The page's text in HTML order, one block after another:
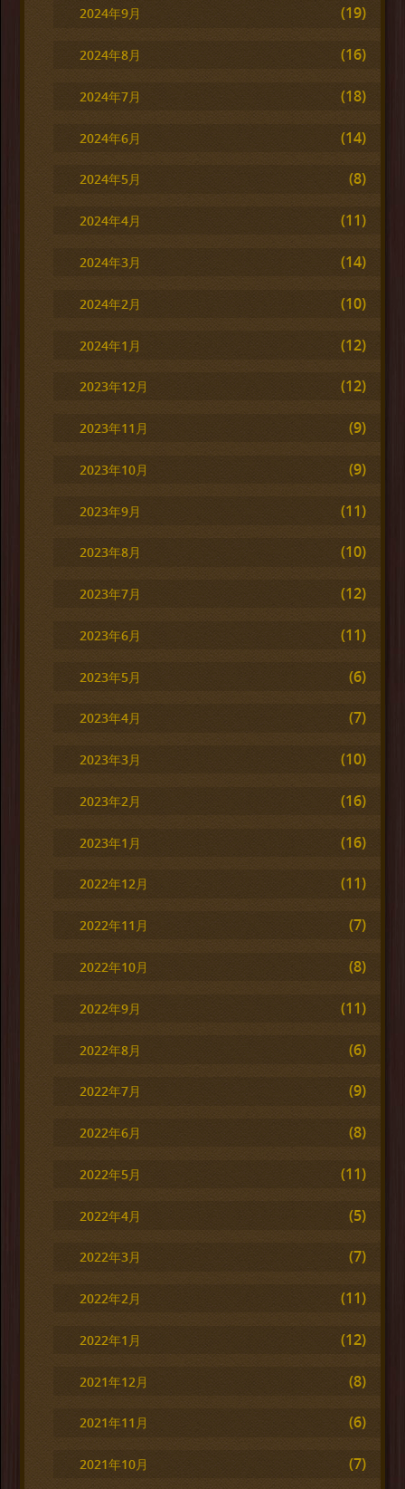
2024年9月 (19)
2024年8月 (16)
2024年7月 (18)
2024年6月 (14)
2024年5月 (8)
2024年4月 (11)
2024年3月 (14)
2024年2月 (10)
2024年1月 (12)
2023年12月 (12)
2023年11月 (9)
2023年10月 (9)
2023年9月 (11)
2023年8月 (10)
2023年7月 (12)
2023年6月 (11)
2023年5月 (6)
2023年4月 (7)
2023年3月 (10)
2023年2月 (16)
2023年1月 (16)
2022年12月 (11)
2022年11月 (7)
2022年10月 (8)
2022年9月 (11)
2022年8月 (6)
2022年7月 (9)
2022年6月 (8)
2022年5月 (11)
2022年4月 (5)
2022年3月 (7)
2022年2月 (11)
2022年1月 (12)
2021年12月 (8)
2021年11月 (6)
2021年10月 (7)